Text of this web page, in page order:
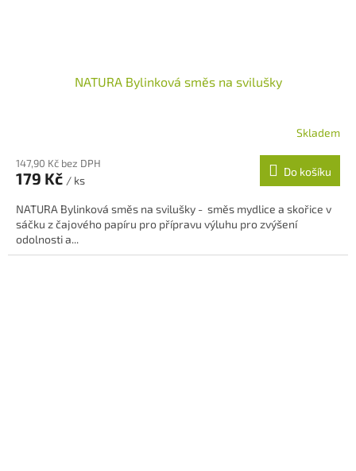
NATURA Bylinková směs na svilušky
produktu
je
z
5
hvězdiček.
Skladem
147,90 Kč bez DPH
179 Kč / ks
Do košíku
NATURA Bylinková směs na svilušky - směs mydlice a skořice v
sáčku z čajového papíru pro přípravu výluhu pro zvýšení
odolnosti a...